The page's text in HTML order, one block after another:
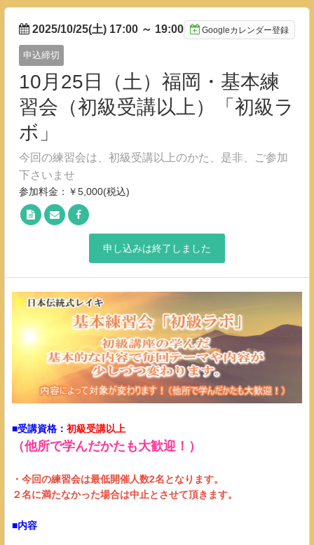
2025/10/25(土) 17:00 ～ 19:00 Googleカレンダー登録
申込締切
10月25日（土）福岡・基本練
習会（初級受講以上）「初級ラ
ボ」
今回の練習会は、初級受講以上のかた、是非、ご参加
下さいませ
参加料金：￥5,000(税込)
申し込みは終了しました
■受講資格： 初級受講以上
（他所で学んだかたも大歓迎！）
・今回の練習会は最低開催人数2名となります。
２名に満たなかった場合は中止とさせて頂きます​​​​​。
■内容